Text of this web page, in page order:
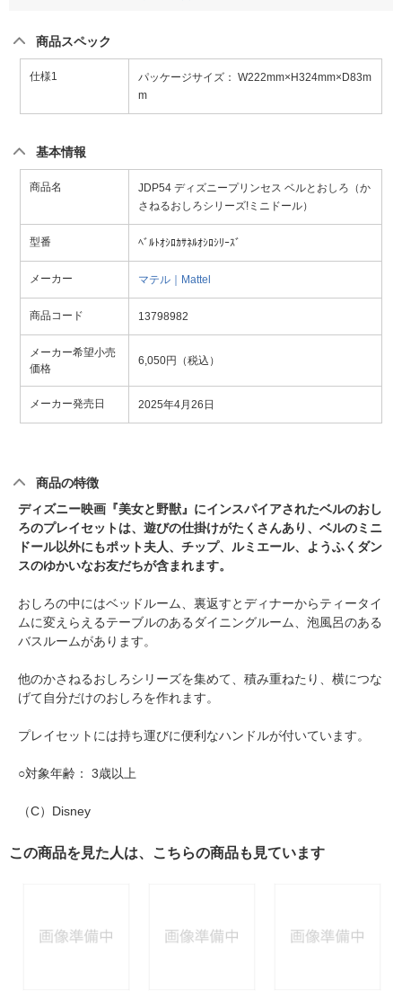
商品スペック
仕様1
パッケージサイズ： W222mm×H324mm×D83m
m
基本情報
商品名
JDP54 ディズニープリンセス ベルとおしろ（か
さねるおしろシリーズ!ミニドール）
型番 ﾍﾞﾙﾄｵｼﾛｶｻﾈﾙｵｼﾛｼﾘｰｽﾞ
メーカー マテル｜Mattel
商品コード 13798982
メーカー希望小売
価格
6,050円（税込）
メーカー発売日 2025年4月26日
商品の特徴
ディズニー映画『美女と野獣』にインスパイアされたベルのおし
ろのプレイセットは、遊びの仕掛けがたくさんあり、ベルのミニ
ドール以外にもポット夫人、チップ、ルミエール、ようふくダン
スのゆかいなお友だちが含まれます。
おしろの中にはベッドルーム、裏返すとディナーからティータイ
ムに変えらえるテーブルのあるダイニングルーム、泡風呂のある
バスルームがあります。
他のかさねるおしろシリーズを集めて、積み重ねたり、横につな
げて自分だけのおしろを作れます。
プレイセットには持ち運びに便利なハンドルが付いています。
○対象年齢： 3歳以上
（C）Disney
この商品を見た人は、こちらの商品も見ています